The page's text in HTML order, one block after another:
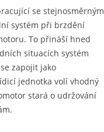
se stejnosměrným
systém při brzdění
To přináší hned
situacích systém
zapojit jako
jednotka volí vhodný
stará o udržování